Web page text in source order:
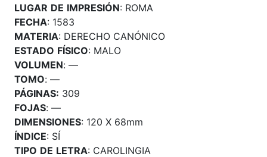
LUGAR DE IMPRESIÓN: ROMA
FECHA: 1583
MATERIA: DERECHO CANÓNICO
ESTADO FÍSICO: MALO
VOLUMEN: —
TOMO: —
PÁGINAS: 309
FOJAS: —
DIMENSIONES: 120 X 68mm
ÍNDICE: SÍ
TIPO DE LETRA: CAROLINGIA